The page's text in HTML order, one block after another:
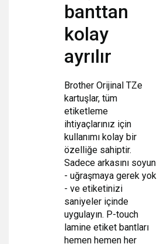
banttan
kolay
ayrılır
Brother Orijinal TZe
kartuşlar, tüm
etiketleme
ihtiyaçlarınız için
kullanımı kolay bir
özelliğe sahiptir.
Sadece arkasını soyun
- uğraşmaya gerek yok
- ve etiketinizi
saniyeler içinde
uygulayın. P-touch
lamine etiket bantları
hemen hemen her